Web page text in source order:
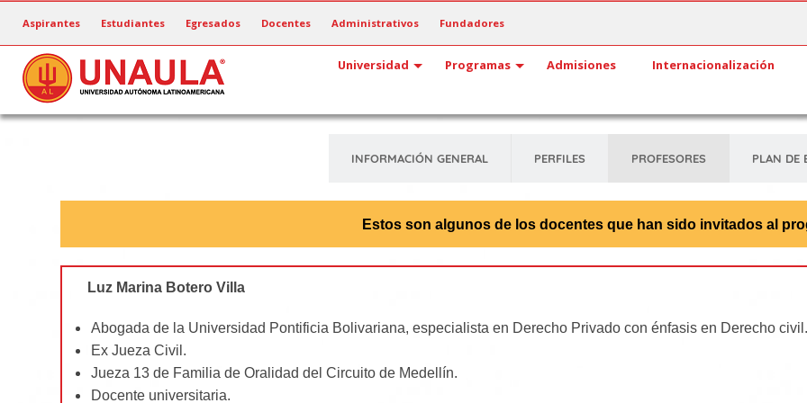
contenido
principal
Aspirantes Estudiantes Egresados Docentes Administrativos Fundadores
Universidad Programas Admisiones Internacionalización
INFORMACIÓN GENERAL PERFILES PROFESORES PLAN DE
Estos son algunos de los docentes que han sido invitados al
Luz Marina Botero Villa
Abogada de la Universidad Pontificia Bolivariana, especialista en Derecho Privado con énfasis en Derecho civil.
Ex Jueza Civil.
Jueza 13 de Familia de Oralidad del Circuito de Medellín.
Docente universitaria.